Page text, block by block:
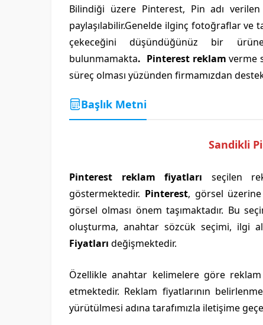
Bilindiği üzere Pinterest, Pin adı
paylaşılabilir.Genelde ilginç fotoğraflar ve
çekeceğini düşündüğünüz bir
bulunmamakta. Pinterest reklam verme
süreç olması yüzünden firmamızdan
Başlık Metni
Sandikli
Pinterest reklam fiyatları seçilen
göstermektedir. Pinterest, görsel
görsel olması önem taşımaktadır. Bu
oluşturma, anahtar sözcük seçimi, ilgi
Fiyatları değişmektedir.
Özellikle anahtar kelimelere göre
etmektedir. Reklam fiyatlarının
yürütülmesi adına tarafımızla iletişime